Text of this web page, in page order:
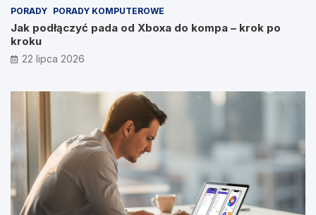
PORADY PORADY KOMPUTEROWE
Jak podłączyć pada od Xboxa do kompa – krok po
kroku
22 lipca 2026